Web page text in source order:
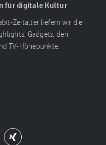
für digitale Kultur
Zeitalter liefern wir die
Gadgets, den
TV-Höhepunkte.